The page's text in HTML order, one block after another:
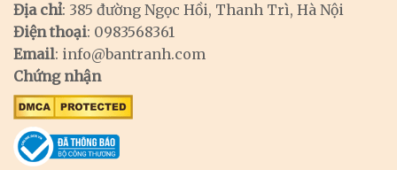
Địa chỉ: 385 đường Ngọc Hồi, Thanh Trì, Hà Nội
Điện thoại: 0983568361
Email: info@bantranh.com
Chứng nhận